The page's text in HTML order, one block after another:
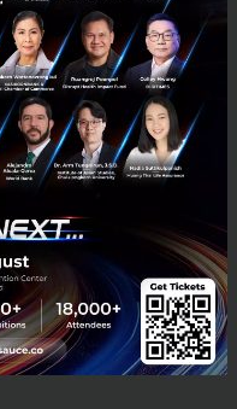
ของการวัดผลลัพธ์ที่จับ
รทำ Open Innovation
นใจ' จากหน่วยธุรกิจ
จในการทำ POC กับ
องสตาร์ทอัพไปใช้แก้
วยธุรกิจภายในได้เรียน
งการออกแบบผลิตภัณฑ์
เร็จในทันที แต่ก็นับว่า